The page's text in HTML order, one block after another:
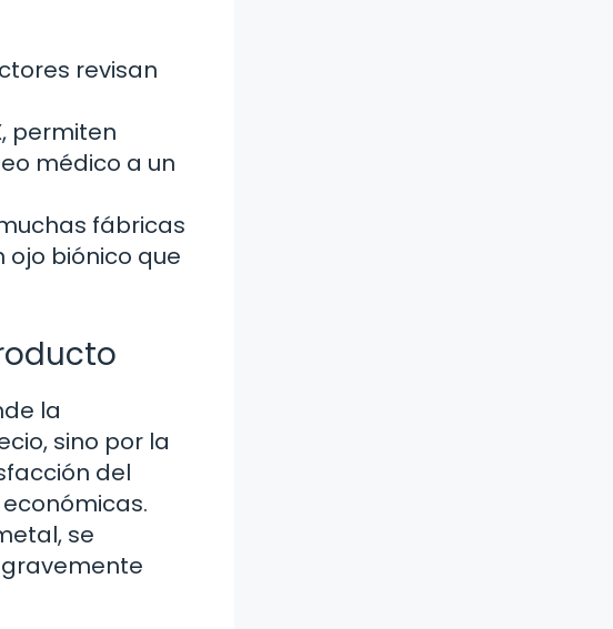
revisan
permiten
médico a un
fábricas
biónico que
la
sino por la
del
se